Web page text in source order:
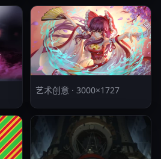
艺术创意 · 3000×1727